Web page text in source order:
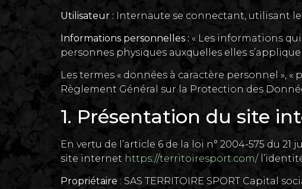
Utilisateur : Internaute se connectant, utilisant le
Informations personnelles : « Les informations
personnes physiques auxquelles elles
Les termes « données à caractère personnel »,
Règlement Général sur la Protection des
1. Présentation du site
En vertu de l’article 6 de la loi n° 2004-575 du
site internet https://territoiresport.com/
Propriétaire : SAS TERRITOIRE SPORT Capital